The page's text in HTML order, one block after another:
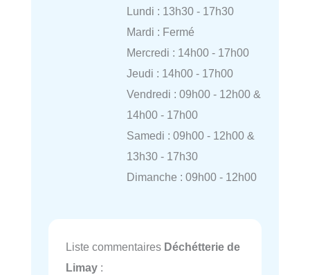
Lundi : 13h30 - 17h30
Mardi : Fermé
Mercredi : 14h00 - 17h00
Jeudi : 14h00 - 17h00
Vendredi : 09h00 - 12h00 &
14h00 - 17h00
Samedi : 09h00 - 12h00 &
13h30 - 17h30
Dimanche : 09h00 - 12h00
Liste commentaires Déchétterie de
Limay :